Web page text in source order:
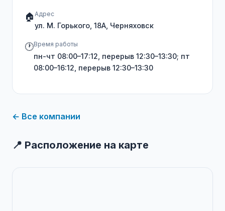
🏠 Адрес
ул. М. Горького, 18А, Черняховск
🕐Время работы
пн-чт 08:00–17:12, перерыв 12:30–13:30; пт
08:00–16:12, перерыв 12:30–13:30
← Все компании
📍 Расположение на карте